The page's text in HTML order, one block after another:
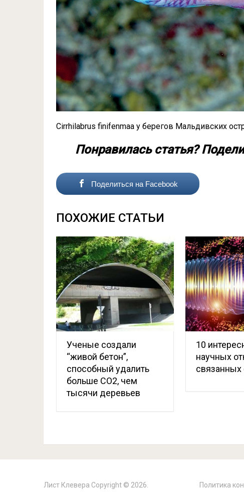
Cirrhilabrus finifenmaa у берегов Мальдивских
Понравилась статья?
Поделиться на Facebook
ПОХОЖИЕ СТАТЬИ
Ученые создали
“живой бетон”,
способный удалить
больше CO2, чем
тысячи деревьев
10
научных
связанных
Лист Клевера Copyright © 2026. Политика